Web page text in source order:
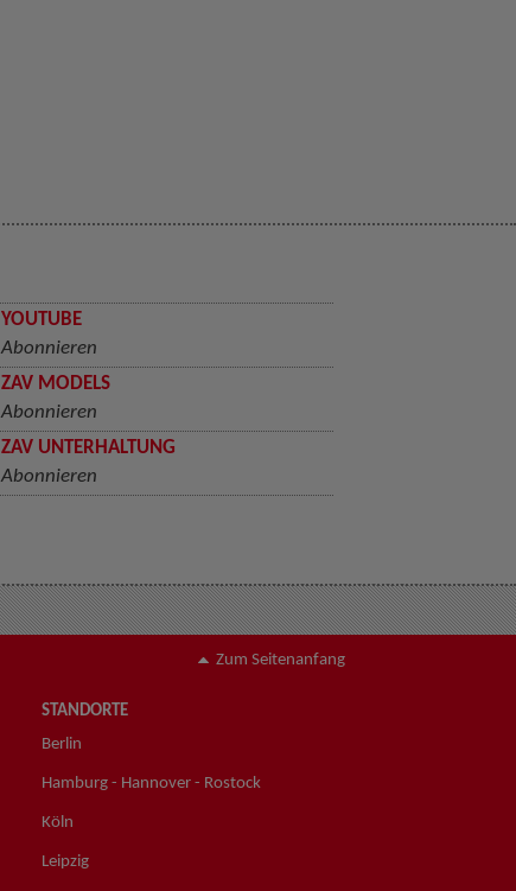
YOUTUBE
Abonnieren
ZAV MODELS
Abonnieren
ZAV UNTERHALTUNG
Abonnieren
Zum Seitenanfang
STANDORTE
Berlin
Hamburg - Hannover - Rostock
Köln
Leipzig